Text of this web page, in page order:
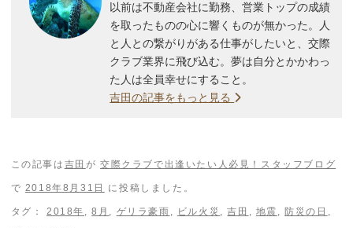
以前は不動産会社に勤務、営業トップの成績
を取ったものの心に響くものが無かった。人
と人との繋がりがある仕事がしたいと、交際
クラブ業界に飛び込む。夢は自分とかかわっ
た人は全員幸せにすること。
吉田の記事をもっと見る
この記事は 吉田 が 交際クラブで出逢いたい人必見！スタッフブログ
で 2018年8月31日 に投稿しました。
タグ： 2018年 ,8月 ゲリラ豪雨 ビル火災 ,吉田 地震 ,防災の日